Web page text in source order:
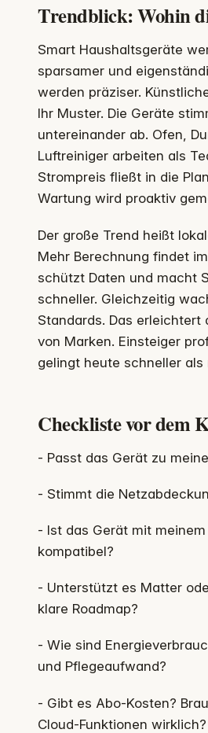
Trendblick: Wohin
Smart Haushaltsgeräte
sparsamer und
werden präziser.
Ihr Muster. Die Geräte
untereinander ab. Ofen,
Luftreiniger arbeiten als
Strompreis fließt in die
Wartung wird proaktiv
Der große Trend heißt
Mehr Berechnung findet
schützt Daten und macht
schneller. Gleichzeitig
Standards. Das erleichtert
von Marken. Einsteiger
gelingt heute schneller als
Checkliste vor dem
- Passt das Gerät zu
- Stimmt die
- Ist das Gerät mit
kompatibel?
- Unterstützt es Matter
klare Roadmap?
- Wie sind
und Pflegeaufwand?
- Gibt es Abo-Kosten?
Cloud-Funktionen wirklich?